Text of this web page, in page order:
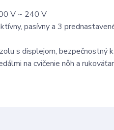
V ~ 240 V
pasívny a 3
s displejom, bezpečnostný
na cvičenie nôh a